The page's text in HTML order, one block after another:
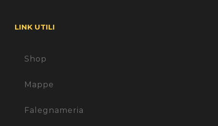
LINK UTILI
Shop
Mappe
Falegnameria